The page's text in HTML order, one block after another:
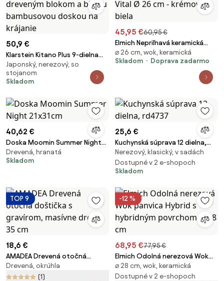
50,9 €
Klarstein Kitano Plus 9-dielna
sada nožov s dreveným blokom
a bielou bambusovou doskou
na krájanie
Japonský, nerezový, so
stojanom
Skladom
45,95 €60,95 €
Elmich Nepriľnavá keramická
Wok panvica Vital Ø 26 cm -
krémovo biela
⌀ 26 cm, wok, keramická
Skladom
Doprava zadarmo
40,62 €
Doska Moomin Summer Night
21x31cm
Drevená, hranatá
Skladom
25,6 €
Kuchynská súprava 12 dielna,
rd4737
Nerezový, klasický, v sadách
Dostupné v 2 e-shopoch
Skladom
TOP 9
18,6 €
AMADEA Drevená otočná
doštička s gravírom, masívne
drevo, 35 cm
Drevená, okrúhla
(1)
-12 %
68,95 €77,95 €
Elmich Odolná nerezová Wok
panvica Hybrid s hybridným
povrchom Ø 28 cm
⌀ 28 cm, wok, keramická
Dostupné v 2 e-shopoch